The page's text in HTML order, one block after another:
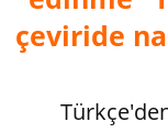
çeviride